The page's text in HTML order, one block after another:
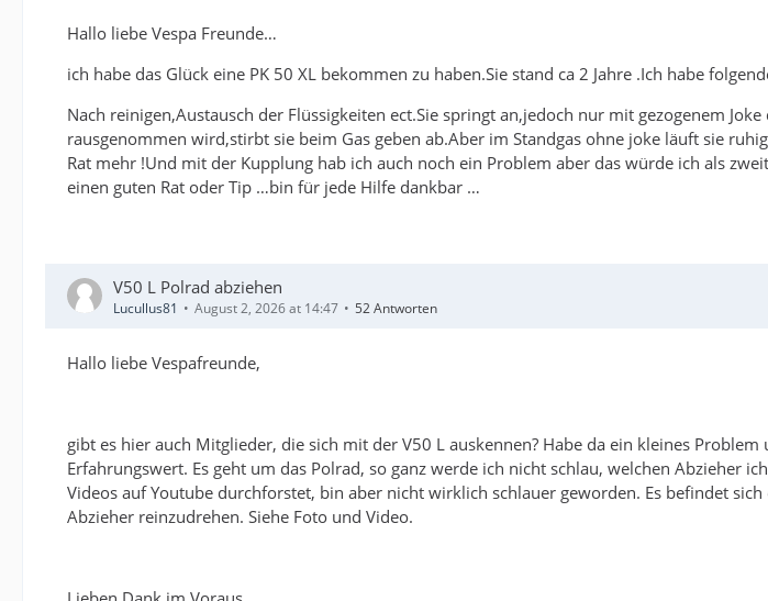
Hallo liebe Vespa Freunde…
ich habe das Glück eine PK 50 XL bekommen zu haben.Sie stand ca 2 Jahre .Ich habe
Nach reinigen,Austausch der Flüssigkeiten ect.Sie springt an,jedoch nur mit gezogenem
rausgenommen wird,stirbt sie beim Gas geben ab.Aber im Standgas ohne joke läuft sie
Rat mehr !Und mit der Kupplung hab ich auch noch ein Problem aber das würde ich als
einen guten Rat oder Tip …bin für jede Hilfe dankbar …
V50 L Polrad abziehen
Lucullus81 August 2, 2026 at 14:47 52 Antworten
Hallo liebe Vespafreunde,
gibt es hier auch Mitglieder, die sich mit der V50 L auskennen? Habe da ein kleines
Erfahrungswert. Es geht um das Polrad, so ganz werde ich nicht schlau, welchen Abzieher
Videos auf Youtube durchforstet, bin aber nicht wirklich schlauer geworden. Es befindet
Abzieher reinzudrehen. Siehe Foto und Video.